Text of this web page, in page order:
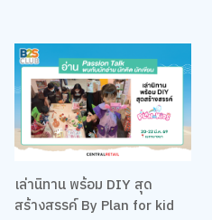
เล่านิทาน พร้อม DIY สุด
สร้างสรรค์ By Plan for kid